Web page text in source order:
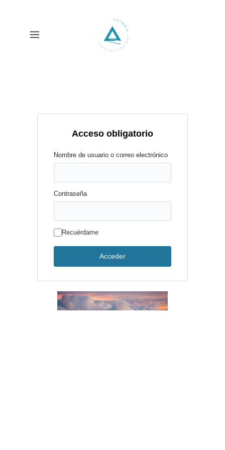
Acceso obligatorio
Nombre de usuario o correo electrónico
Contraseña
Recuérdame